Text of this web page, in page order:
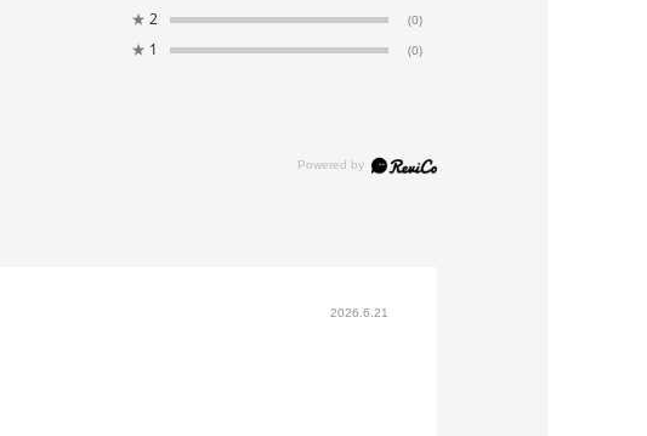
★ 2 (0)
★ 1 (0)
2026.6.21